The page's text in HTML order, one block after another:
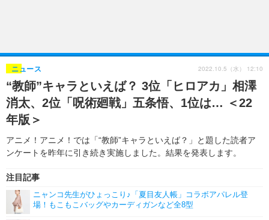
ゲーム グッズ
イベント 海外
海外イベント ビジネス
俳優・タレント アーティスト
ビジネス
アニメ 実写
イベント
ゲーム 座談会
動画
アニメ！アニメ！TV ABEMA Cafe
連載・コラム
“教師”キャラといえば？ 3位「ヒロアカ」相澤
消太、2位「呪術廻戦」五条悟、1位は… ＜22
年版＞
アニメ！アニメ！では「“教師”キャラといえば？」と題した読者ア
ンケートを昨年に引き続き実施しました。結果を発表します。
ニュース
注目記事
ニャンコ先生がひょっこり♪「夏目友人帳」コラボアパレル登
場！もこもこバッグやカーディガンなど全8型
2022.10.5（水） 12:10